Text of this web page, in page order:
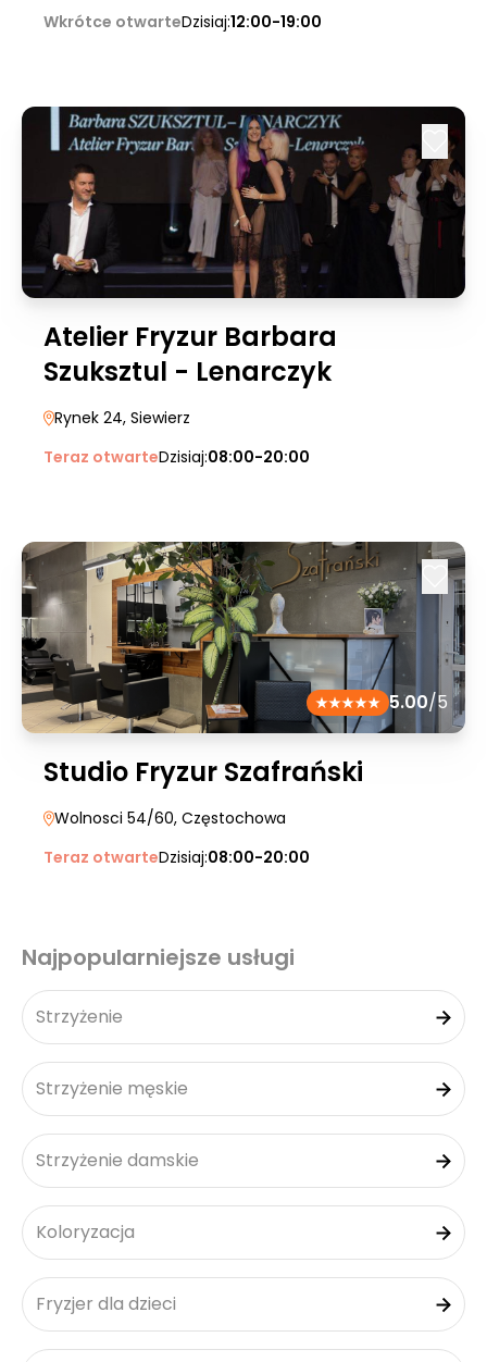
Wkrótce otwarteDzisiaj:12:00-19:00
Atelier Fryzur Barbara
Szuksztul - Lenarczyk
Rynek 24, Siewierz
Teraz otwarteDzisiaj:08:00-20:00
5.00/5
Studio Fryzur Szafrański
Wolnosci 54/60, Częstochowa
Teraz otwarteDzisiaj:08:00-20:00
Najpopularniejsze usługi
Strzyżenie
Strzyżenie męskie
Strzyżenie damskie
Koloryzacja
Fryzjer dla dzieci